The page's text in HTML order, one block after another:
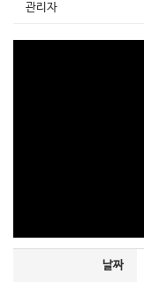
관리자
날짜